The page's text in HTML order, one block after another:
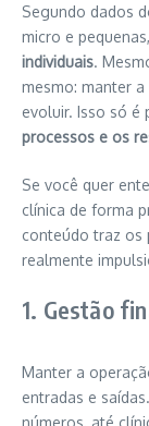
Segundo dados
micro e pequenas,
individuais.
mesmo: manter
evoluir. Isso só é
processos e os
Se você quer
clínica de forma
conteúdo traz os
realmente
1. Gestão
Manter a
entradas e
números, até